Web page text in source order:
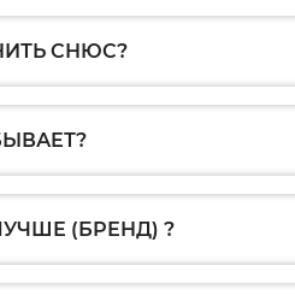
СНЮС?
(БРЕНД) ?